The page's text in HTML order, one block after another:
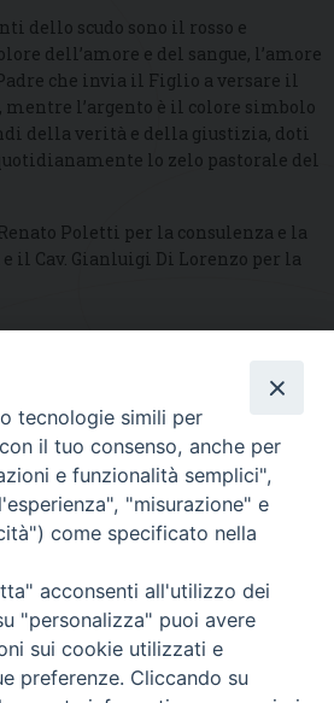
dello scudo sono il rosso e
dell’amore e del sangue, l’amore
che invia il Figlio a versare il
mentre l’argento è il colore simbolo
della verità e della giustizia, doti
lo zelo pastorale del
Poletti per la consulenza e la
il Cav. Gianluigi Di Lorenzo per la
DI ALBANO
- Fax.: 06.9323844
al Venerdì Ore: 9:00 - 13:00
e Venerdì, Ore 9:30 - 12:30
tecnologie simili per
il tuo consenso, anche per
e funzionalità semplici",
"misurazione" e
come specificato nella
acconsenti all'utilizzo dei
"personalizza" puoi avere
sui cookie utilizzati e
preferenze. Cliccando su